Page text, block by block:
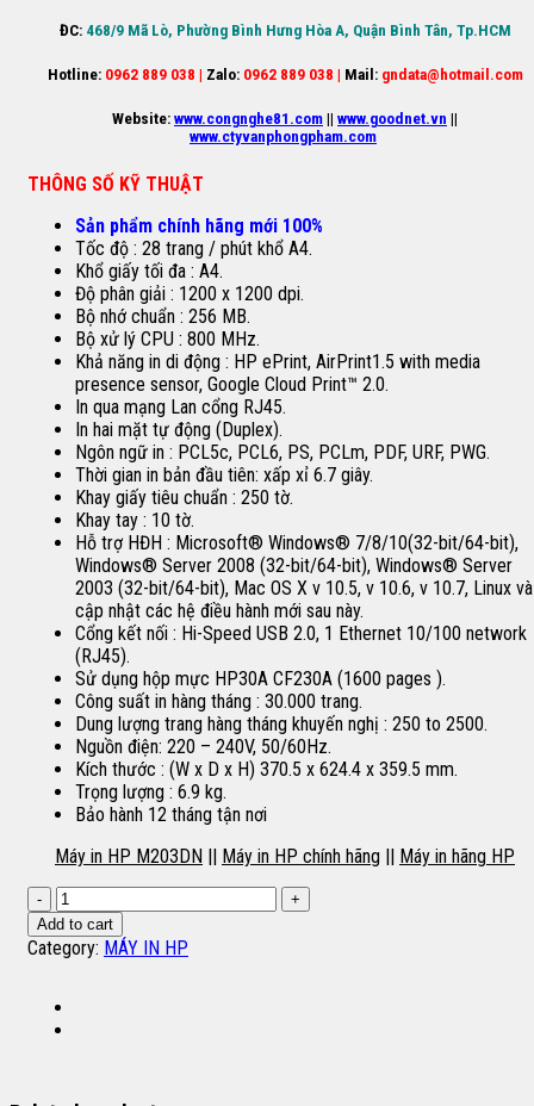
ĐC:468/9 Mã Lò, Phường Bình Hưng Hòa A, Quận Bình Tân, Tp.HCM
Hotline:0962 889 038 | Zalo:0962 889 038 | Mail:gndata@hotmail.com
Website: www.congnghe81.com || www.goodnet.vn ||
www.ctyvanphongpham.com
THÔNG SỐ KỸ THUẬT
Sản phẩm chính hãng mới 100%
Tốc độ : 28 trang / phút khổ A4.
Khổ giấy tối đa : A4.
Độ phân giải : 1200 x 1200 dpi.
Bộ nhớ chuẩn : 256 MB.
Bộ xử lý CPU : 800 MHz.
Khả năng in di động : HP ePrint, AirPrint1.5 with media
presence sensor, Google Cloud Print™ 2.0.
In qua mạng Lan cổng RJ45.
In hai mặt tự động (Duplex).
Ngôn ngữ in : PCL5c, PCL6, PS, PCLm, PDF, URF, PWG.
Thời gian in bản đầu tiên: xấp xỉ 6.7 giây.
Khay giấy tiêu chuẩn : 250 tờ.
Khay tay : 10 tờ.
Hỗ trợ HĐH : Microsoft® Windows® 7/8/10(32-bit/64-bit),
Windows® Server 2008 (32-bit/64-bit), Windows® Server
2003 (32-bit/64-bit), Mac OS X v 10.5, v 10.6, v 10.7, Linux và
cập nhật các hệ điều hành mới sau này.
Cổng kết nối : Hi-Speed USB 2.0, 1 Ethernet 10/100 network
(RJ45).
Sử dụng hộp mực HP30A CF230A (1600 pages ).
Công suất in hàng tháng : 30.000 trang.
Dung lượng trang hàng tháng khuyến nghị : 250 to 2500.
Nguồn điện: 220 – 240V, 50/60Hz.
Kích thước : (W x D x H) 370.5 x 624.4 x 359.5 mm.
Trọng lượng : 6.9 kg.
Bảo hành 12 tháng tận nơi
Máy in HP M203DN || Máy in HP chính hãng || Máy in hãng HP
Máy
in
HP
M203DN
Add to cart
Category: MÁY IN HP